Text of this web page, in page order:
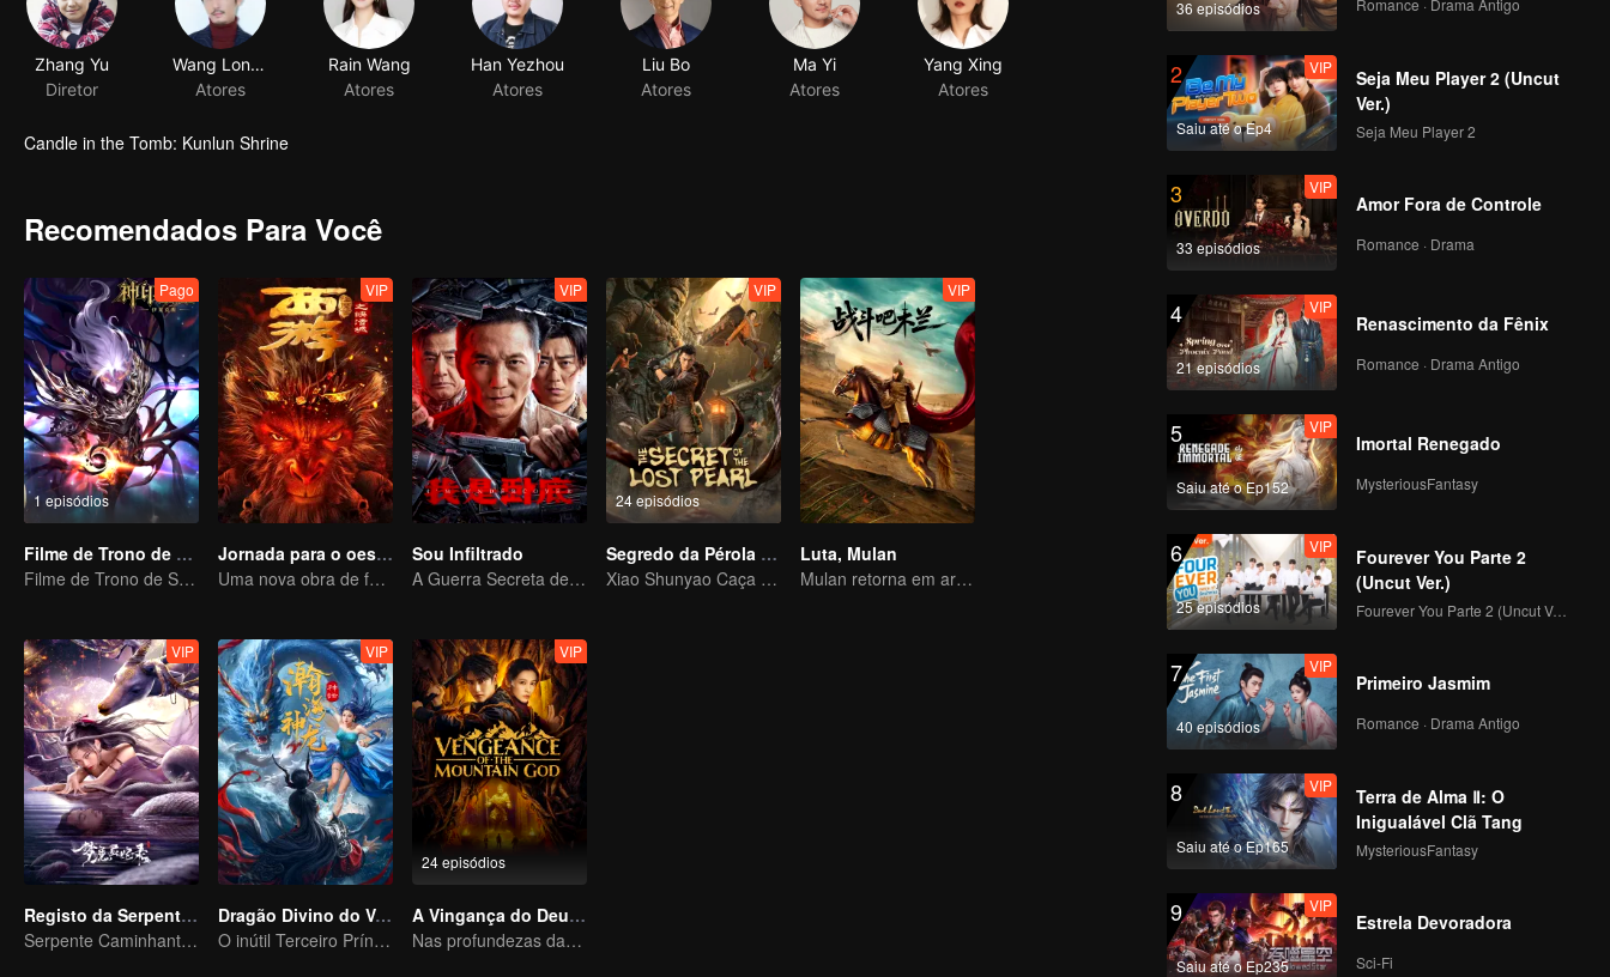
Zhang Yu
Diretor
Wang Longzheng
Atores
Rain Wang
Atores
Han Yezhou
Atores
Liu Bo
Atores
Ma Yi
Atores
Yang Xing
Atores
Candle in the Tomb: Kunlun Shrine
Recomendados Para Você
1 episódios
Pago
Filme de Trono de Selo: O Deus sem Coroa
Filme de Trono de Selo: O Deus sem Coroa
VIP
Jornada para o oeste: Helltown do Céu
Uma nova obra de fantasia baseada no universo de "Jornada ao Oeste" está chegando.
VIP
Sou Infiltrado
A Guerra Secreta de Collin Chou
24 episódios
VIP
Segredo da Pérola Perdida
Xiao Shunyao Caça Tesouros para Quebrar a Maldição de Sangue
VIP
Luta, Mulan
Mulan retorna em armadura e causa destruição
VIP
Registo da Serpente Espiritual no Pesadelo
Serpente Caminhante dos Sonhos e o Passado do Imortal da Espada
VIP
Dragão Divino do Vasto Mar
O inútil Terceiro Príncipe do Clã do Dragão contra-ataca
24 episódios
VIP
A Vingança do Deus da Montanha
Nas profundezas das montanhas, um mistério se revela
36 episódios Romance · Drama Antigo
2
Saiu até o Ep4
VIP
Seja Meu Player 2 (Uncut
Ver.)
Seja Meu Player 2
3
33 episódios
VIP
Amor Fora de Controle
Romance · Drama
4
21 episódios
VIP
Renascimento da Fênix
Romance · Drama Antigo
5
Saiu até o Ep152
VIP
Imortal Renegado
MysteriousFantasy
6
25 episódios
VIP
Fourever You Parte 2
(Uncut Ver.)
Fourever You Parte 2 (Uncut Ver.)
7
40 episódios
VIP
Primeiro Jasmim
Romance · Drama Antigo
8
Saiu até o Ep165
VIP
Terra de Alma Ⅱ: O
Inigualável Clã Tang
MysteriousFantasy
9
Saiu até o Ep235
VIP
Estrela Devoradora
Sci-Fi